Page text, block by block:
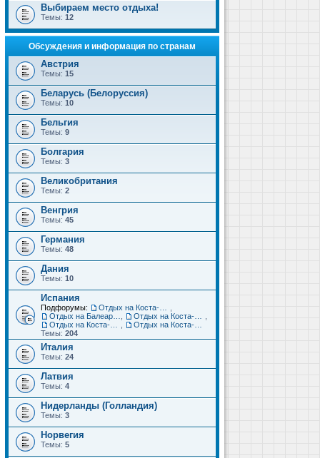
Выбираем место отдыха!
Темы: 12
Обсуждения и информация по странам
Австрия
Темы: 15
Беларусь (Белоруссия)
Темы: 10
Бельгия
Темы: 9
Болгария
Темы: 3
Великобритания
Темы: 2
Венгрия
Темы: 45
Германия
Темы: 48
Дания
Темы: 10
Испания
Подфорумы:
Темы: 204
Италия
Темы: 24
Латвия
Темы: 4
Нидерланды (Голландия)
Темы: 3
Норвегия
Темы: 5